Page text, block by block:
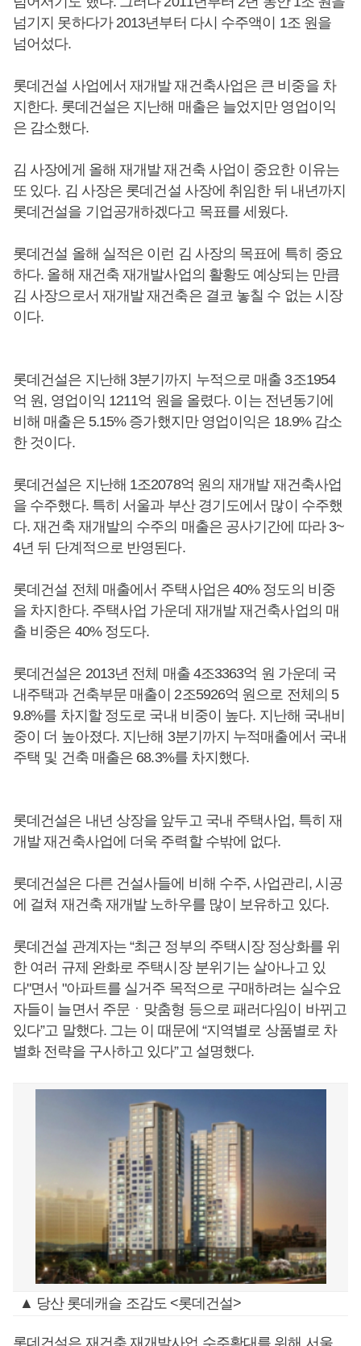
넘기지 못하다가 2013년부터 다시 수주액이 1조 원을
넘어섰다.
롯데건설 사업에서 재개발 재건축사업은 큰 비중을 차
지한다. 롯데건설은 지난해 매출은 늘었지만 영업이익
은 감소했다.
김 사장에게 올해 재개발 재건축 사업이 중요한 이유는
또 있다. 김 사장은 롯데건설 사장에 취임한 뒤 내년까지
롯데건설을 기업공개하겠다고 목표를 세웠다.
롯데건설 올해 실적은 이런 김 사장의 목표에 특히 중요
하다. 올해 재건축 재개발사업의 활황도 예상되는 만큼
김 사장으로서 재개발 재건축은 결코 놓칠 수 없는 시장
이다.
롯데건설은 지난해 3분기까지 누적으로 매출 3조1954
억 원, 영업이익 1211억 원을 올렸다. 이는 전년동기에
비해 매출은 5.15% 증가했지만 영업이익은 18.9% 감소
한 것이다.
롯데건설은 지난해 1조2078억 원의 재개발 재건축사업
을 수주했다. 특히 서울과 부산 경기도에서 많이 수주했
다. 재건축 재개발의 수주의 매출은 공사기간에 따라 3~
4년 뒤 단계적으로 반영된다.
롯데건설 전체 매출에서 주택사업은 40% 정도의 비중
을 차지한다. 주택사업 가운데 재개발 재건축사업의 매
출 비중은 40% 정도다.
롯데건설은 2013년 전체 매출 4조3363억 원 가운데 국
내주택과 건축부문 매출이 2조5926억 원으로 전체의 5
9.8%를 차지할 정도로 국내 비중이 높다. 지난해 국내비
중이 더 높아졌다. 지난해 3분기까지 누적매출에서 국내
주택 및 건축 매출은 68.3%를 차지했다.
롯데건설은 내년 상장을 앞두고 국내 주택사업, 특히 재
개발 재건축사업에 더욱 주력할 수밖에 없다.
롯데건설은 다른 건설사들에 비해 수주, 사업관리, 시공
에 걸쳐 재건축 재개발 노하우를 많이 보유하고 있다.
롯데건설 관계자는 “최근 정부의 주택시장 정상화를 위
한 여러 규제 완화로 주택시장 분위기는 살아나고 있
다"면서 "아파트를 실거주 목적으로 구매하려는 실수요
자들이 늘면서 주문ㆍ맞춤형 등으로 패러다임이 바뀌고
있다”고 말했다. 그는 이 때문에 “지역별로 상품별로 차
별화 전략을 구사하고 있다”고 설명했다.
▲ 당산 롯데캐슬 조감도 <롯데건설>
롯데건설은 재건축 재개발사업 수주확대를 위해 서울